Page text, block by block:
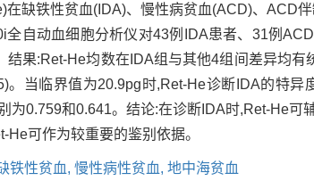
在缺铁性贫血(IDA)、慢性病贫血(ACD)、ACD
自动血细胞分析仪对43例IDA患者、31例
果:Ret-He均数在IDA组与其他4组间差异均
当临界值为20.9pg时,Ret-He诊断IDA的特异
为0.759和0.641。结论:在诊断IDA时,Ret-He可
可作为较重要的鉴别依据。
铁性贫血, 慢性病性贫血, 地中海贫血